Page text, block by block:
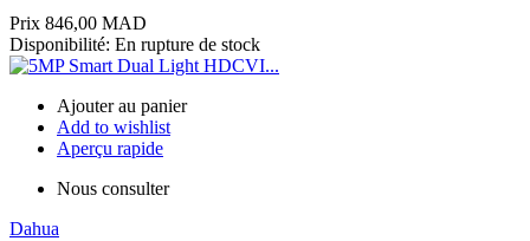
Prix 846,00 MAD
Disponibilité: En rupture de stock
Ajouter au panier
Add to wishlist
Aperçu rapide
Nous consulter
Dahua